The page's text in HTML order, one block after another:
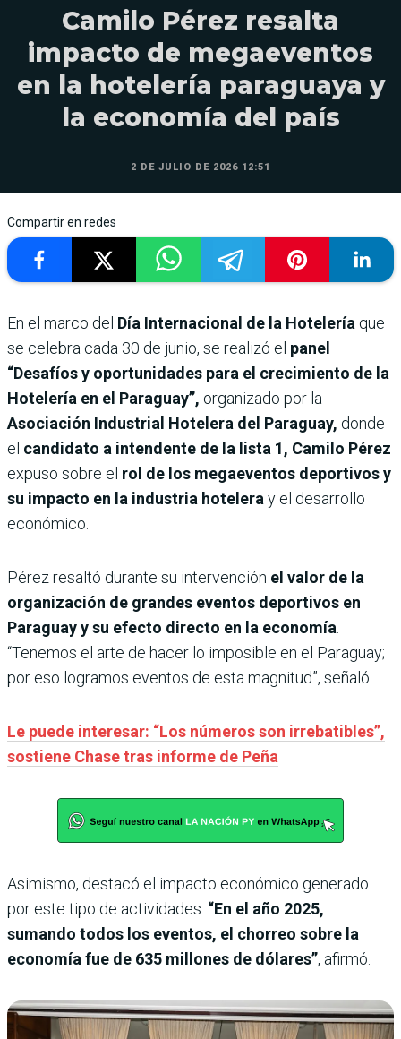
Camilo Pérez resalta
impacto de megaeventos
en la hotelería paraguaya y
la economía del país
2 DE JULIO DE 2026 12:51
Compartir en redes
En el marco del Día Internacional de la Hotelería que
se celebra cada 30 de junio, se realizó el panel
“Desafíos y oportunidades para el crecimiento de la
Hotelería en el Paraguay”, organizado por la
Asociación Industrial Hotelera del Paraguay, donde
el candidato a intendente de la lista 1, Camilo Pérez
expuso sobre el rol de los megaeventos deportivos y
su impacto en la industria hoteleray el desarrollo
económico.
Pérez resaltó durante su intervención el valor de la
organización de grandes eventos deportivos en
Paraguay y su efecto directo en la economía.
“Tenemos el arte de hacer lo imposible en el Paraguay;
por eso logramos eventos de esta magnitud”, señaló.
Le puede interesar: “Los números son irrebatibles”,
sostiene Chase tras informe de Peña
Asimismo, destacó el impacto económico generado
por este tipo de actividades: “En el año 2025,
sumando todos los eventos, el chorreo sobre la
economía fue de 635 millones de dólares”, afirmó.